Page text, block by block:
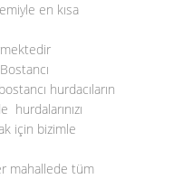
en kısa
hurdacıların
hurdalarınızı
için bizimle
mahallede tüm